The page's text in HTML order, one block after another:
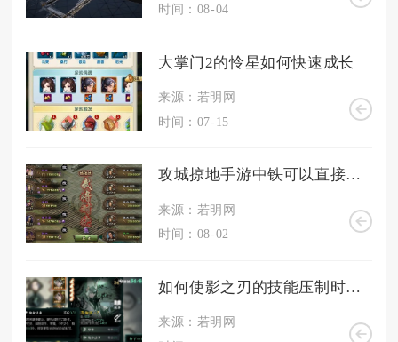
时间：08-04
大掌门2的怜星如何快速成长
来源：若明网
时间：07-15
攻城掠地手游中铁可以直接换成钢吗
来源：若明网
时间：08-02
如何使影之刃的技能压制时间缩短至六秒
来源：若明网